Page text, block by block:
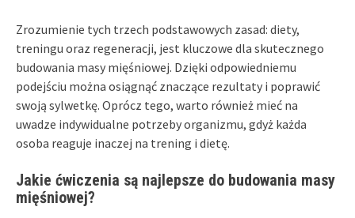
Zrozumienie tych trzech podstawowych zasad: diety,
treningu oraz regeneracji, jest kluczowe dla skutecznego
budowania masy mięśniowej. Dzięki odpowiedniemu
podejściu można osiągnąć znaczące rezultaty i poprawić
swoją sylwetkę. Oprócz tego, warto również mieć na
uwadze indywidualne potrzeby organizmu, gdyż każda
osoba reaguje inaczej na trening i dietę.
Jakie ćwiczenia są najlepsze do budowania masy
mięśniowej?